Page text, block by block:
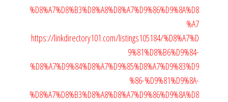
%D8%A7%D8%B3%D8%A8%D8%A7%D9%86%D9%8A%D8
%A7
https://linkdirectory101.com/listings105184/%D8%A7%D
9%81%D8%B6%D9%84-
%D8%A7%D9%84%D8%A7%D9%85%D8%A7%D9%83%D9
%86-%D9%81%D9%8A-
%D8%A7%D8%B3%D8%A8%D8%A7%D9%86%D9%8A%D8